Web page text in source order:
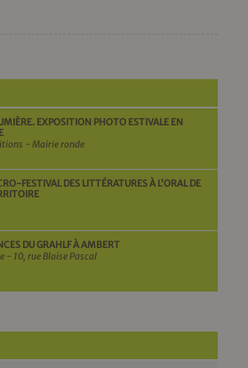
EXPOSITION PHOTO ESTIVALE EN
- Mairie ronde
FESTIVAL DES LITTÉRATURES À L’ORAL DE
DU GRAHLF À AMBERT
- 10, rue Blaise Pascal